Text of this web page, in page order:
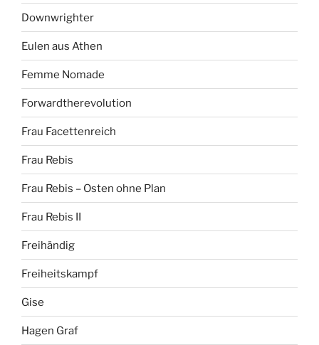
Downwrighter
Eulen aus Athen
Femme Nomade
Forwardtherevolution
Frau Facettenreich
Frau Rebis
Frau Rebis – Osten ohne Plan
Frau Rebis II
Freihändig
Freiheitskampf
Gise
Hagen Graf